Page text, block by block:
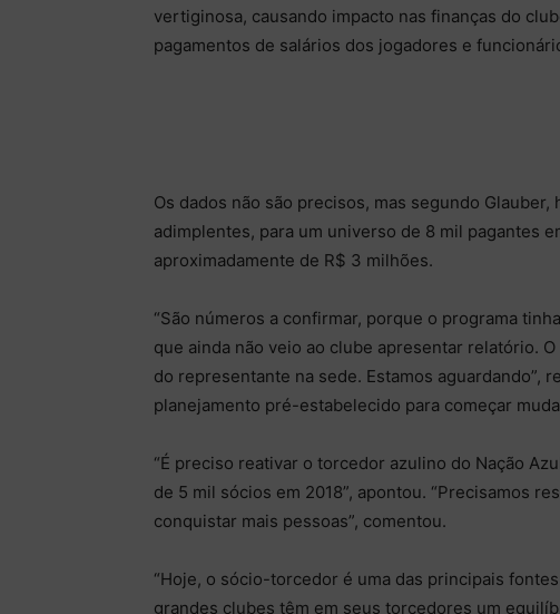
vertiginosa, causando impacto nas finanças do
pagamentos de salários dos jogadores e
Os dados não são precisos, mas segundo
adimplentes, para um universo de 8 mil pagantes
aproximadamente de R$ 3 milhões.
“São números a confirmar, porque o programa
que ainda não veio ao clube apresentar relatório.
do representante na sede. Estamos aguardando”,
planejamento pré-estabelecido para começar
“É preciso reativar o torcedor azulino do Nação
de 5 mil sócios em 2018”, apontou. “Precisamos
conquistar mais pessoas”, comentou.
“Hoje, o sócio-torcedor é uma das principais
grandes clubes têm em seus torcedores um